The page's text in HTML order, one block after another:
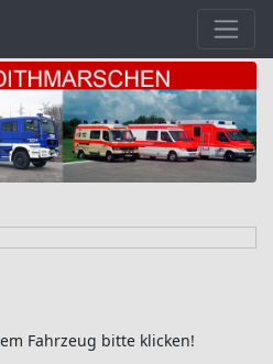
Fahrzeug bitte klicken!